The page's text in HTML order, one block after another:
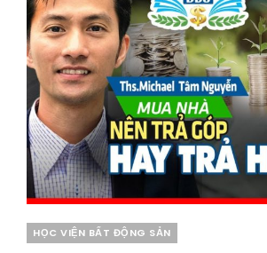
Categories
HỌC VIỆN BẤT ĐỘNG SẢN